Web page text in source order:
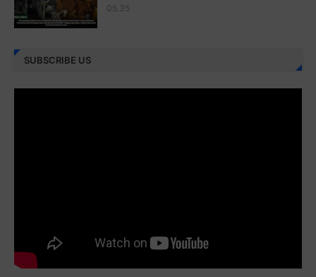
Juz 26 ⇨http://j.mp/2bFRHF2
05.35
SUBSCRIBE US